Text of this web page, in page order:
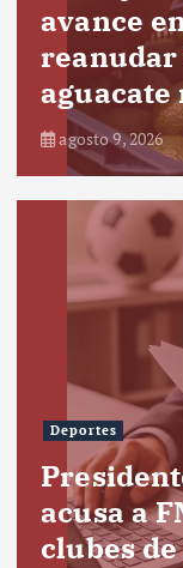
avance
aguacate
agosto 9, 2026
Deportes
acusa a
clubes